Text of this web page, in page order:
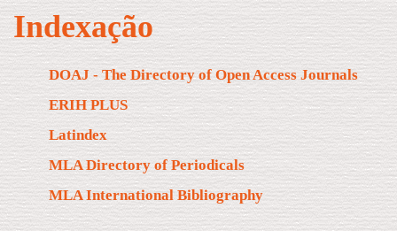
Indexação
DOAJ - The Directory of Open Access Journals
ERIH PLUS
Latindex
MLA Directory of Periodicals
MLA International Bibliography